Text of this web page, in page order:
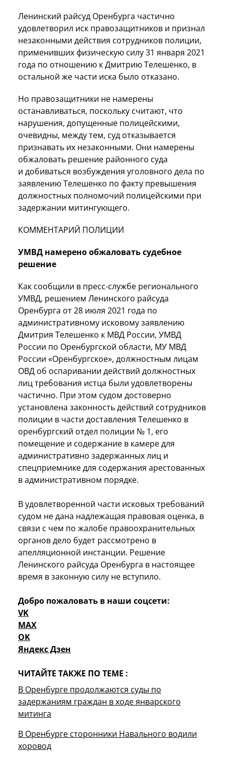
Ленинский райсуд Оренбурга частично
удовлетворил иск правозащитников и признал
незаконными действия сотрудников полиции,
применивших физическую силу 31 января 2021
года по отношению к Дмитрию Телешенко, в
остальной же части иска было отказано.
Но правозащитники не намерены
останавливаться, поскольку считают, что
нарушения, допущенные полицейскими,
очевидны, между тем, суд отказывается
признавать их незаконными. Они намерены
обжаловать решение районного суда
и добиваться возбуждения уголовного дела по
заявлению Телешенко по факту превышения
должностных полномочий полицейскими при
задержании митингующего.
КОММЕНТАРИЙ ПОЛИЦИИ
УМВД намерено обжаловать судебное
решение
Как сообщили в пресс-службе регионального
УМВД, решением Ленинского райсуда
Оренбурга от 28 июля 2021 года по
административному исковому заявлению
Дмитрия Телешенко к МВД России, УМВД
России по Оренбургской области, МУ МВД
России «Оренбургское», должностным лицам
ОВД об оспаривании действий должностных
лиц требования истца были удовлетворены
частично. При этом судом достоверно
установлена законность действий сотрудников
полиции в части доставления Телешенко в
оренбургский отдел полиции № 1, его
помещение и содержание в камере для
административно задержанных лиц и
спецприемнике для содержания арестованных
в административном порядке.
В удовлетворенной части исковых требований
судом не дана надлежащая правовая оценка, в
связи с чем по жалобе правоохранительных
органов дело будет рассмотрено в
апелляционной инстанции. Решение
Ленинского райсуда Оренбурга в настоящее
время в законную силу не вступило.
Добро пожаловать в наши соцсети:
VK
MAX
OK
Яндекс Дзен
ЧИТАЙТЕ ТАКЖЕ ПО ТЕМЕ :
В Оренбурге продолжаются суды по
задержаниям граждан в ходе январского
митинга
В Оренбурге сторонники Навального водили
хоровод